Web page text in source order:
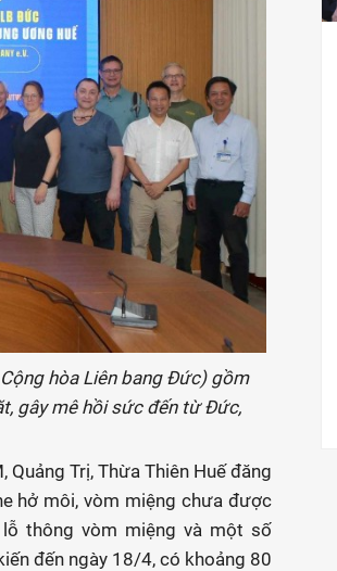
hòa Liên bang Đức) gồm
gây mê hồi sức đến từ Đức,
Trị, Thừa Thiên Huế đăng
hở môi, vòm miệng chưa được
thông vòm miệng và một số
đến ngày 18/4, có khoảng 80